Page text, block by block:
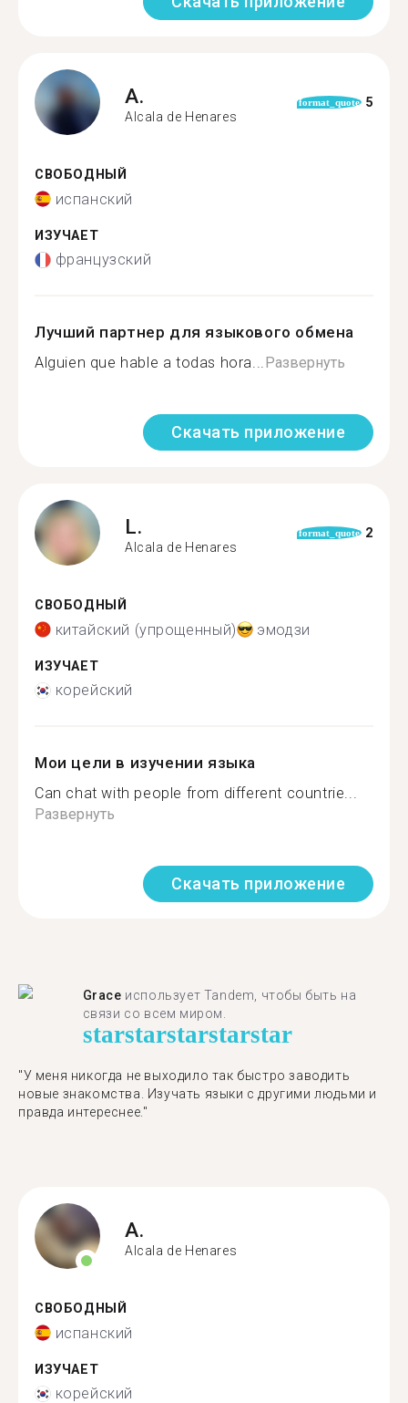
A.
Alcala de Henares
format_quote 5
СВОБОДНЫЙ
испанский
ИЗУЧАЕТ
французский
Лучший партнер для языкового обмена
Alguien que hable a todas hora...Развернуть
Скачать приложение
L.
Alcala de Henares
format_quote 2
СВОБОДНЫЙ
китайский (упрощенный) эмодзи
ИЗУЧАЕТ
корейский
Мои цели в изучении языка
Can chat with people from different countrie...
Развернуть
Скачать приложение
Grace использует Tandem, чтобы быть на
связи со всем миром.
starstarstarstarstar
"У меня никогда не выходило так быстро заводить
новые знакомства. Изучать языки с другими людьми и
правда интереснее."
A.
Alcala de Henares
СВОБОДНЫЙ
испанский
ИЗУЧАЕТ
корейский